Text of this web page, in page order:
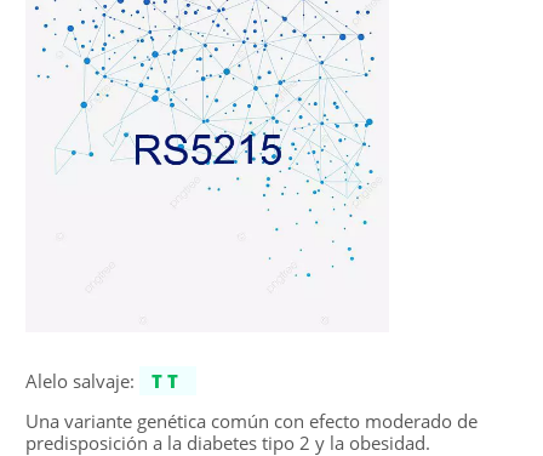
Alelo salvaje:
TT
Una variante genética común con efecto moderado de
predisposición a la diabetes tipo 2 y la obesidad.